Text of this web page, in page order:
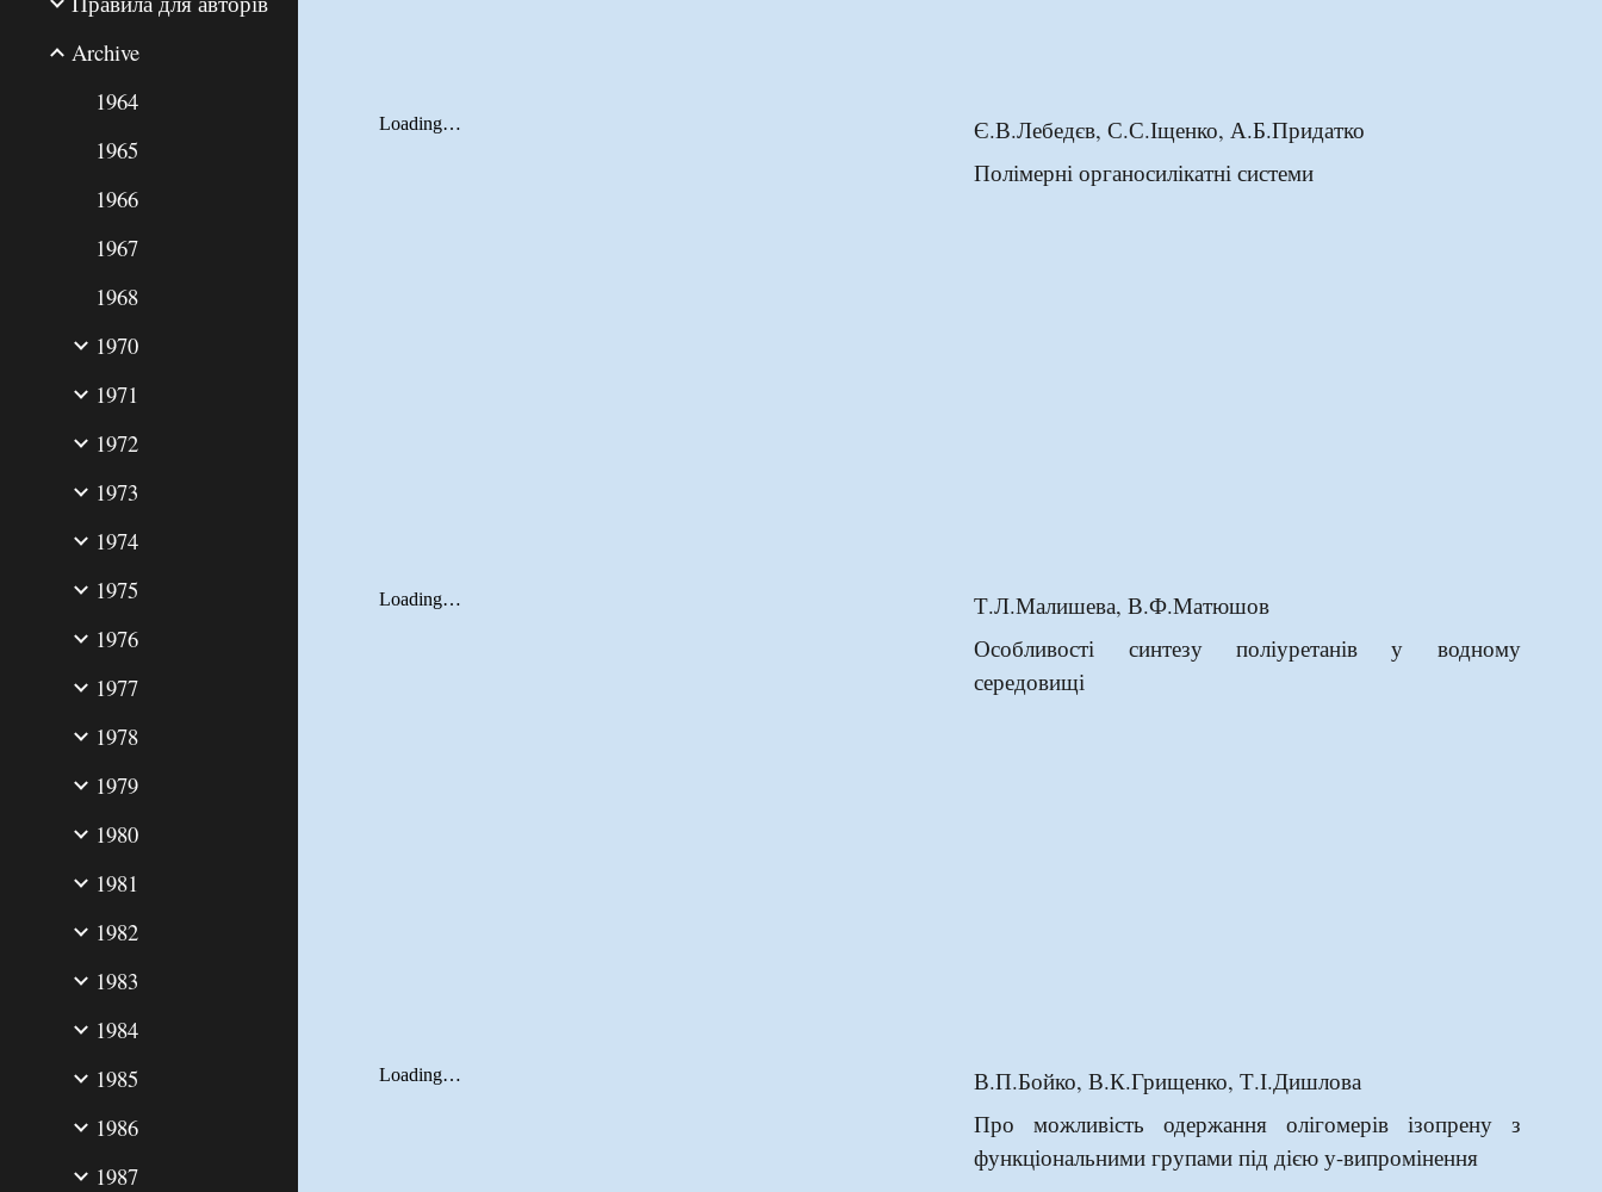
Archive
1964
1965
1966
1967
1968
1970
1971
1972
1973
1974
1975
1976
1977
1978
1979
1980
1981
1982
1983
1984
1985
1986
1987
Є.В.Лебедєв, С.С.Іщенко, А.Б.Придатко
Полімерні органосилікатні системи
Т.Л.Малишева, В.Ф.Матюшов
Особливості синтезу поліуретанів у водному
середовищі
В.П.Бойко, В.К.Грищенко, Т.І.Дишлова
Про можливість одержання олігомерів ізопрену з
функціональними групами під дією у-випромінення